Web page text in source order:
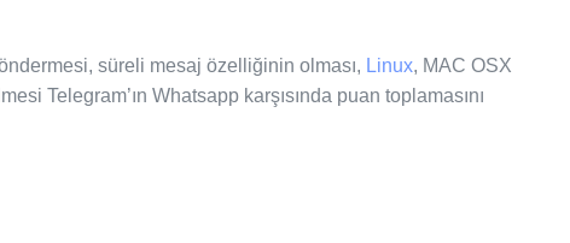
süreli mesaj özelliğinin olması, Linux, MAC OSX
Telegram’ın Whatsapp karşısında puan toplamasını